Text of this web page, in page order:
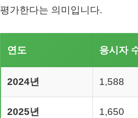
평가한다는 의미입니다.
연도 응시자
2024년 1,588
2025년 1,650